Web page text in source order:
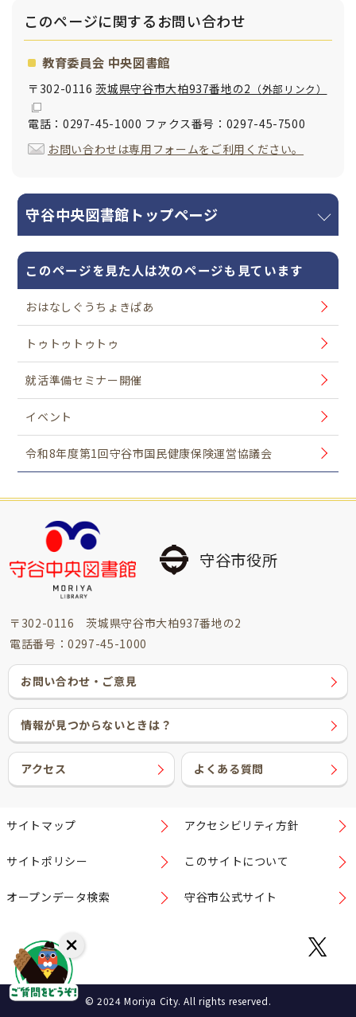
このページに関するお問い合わせ
教育委員会 中央図書館
〒302-0116茨城県守谷市大柏937番地の2 （外部リンク）
電話：0297-45-1000 ファクス番号：0297-45-7500
お問い合わせは専用フォームをご利用ください。
守谷中央図書館トップページ
このページを見た人は次のページも見ています
おはなしぐうちょきぱあ
トゥトゥトゥトゥ
就活準備セミナー開催
イベント
令和8年度第1回守谷市国民健康保険運営協議会
守谷市役所
〒302-0116 茨城県守谷市大柏937番地の2
電話番号：0297-45-1000
お問い合わせ・ご意見
情報が見つからないときは？
アクセス よくある質問
サイトマップ アクセシビリティ方針
サイトポリシー このサイトについて
オープンデータ検索 守谷市公式サイト
© 2024 Moriya City. All rights reserved.